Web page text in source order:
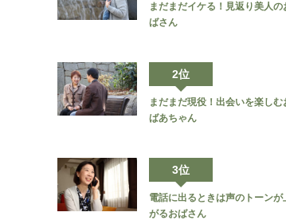
まだまだイケる！見返り美人の
ばさん
2位
まだまだ現役！出会いを楽しむ
ばあちゃん
3位
電話に出るときは声のトーンが
がるおばさん